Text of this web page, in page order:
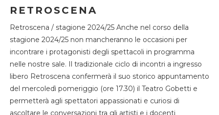
RETROSCENA
Retroscena / stagione 2024/25 Anche nel corso della
stagione 2024/25 non mancheranno le occasioni per
incontrare i protagonisti degli spettacoli in programma
nelle nostre sale. Il tradizionale ciclo di incontri a ingresso
libero Retroscena confermerà il suo storico appuntamento
del mercoledì pomeriggio (ore 17.30) il Teatro Gobetti e
permetterà agli spettatori appassionati e curiosi di